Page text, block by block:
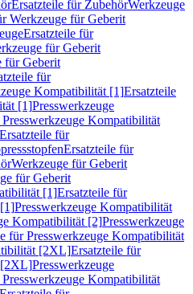
Ersatzteile für ZubehörWerkzeuge
Werkzeuge für Geberit
Ersatzteile für
für Geberit
für Geberit
für
Kompatibilität [1]Ersatzteile
[1]Presswerkzeuge
Kompatibilität
Ersatzteile für
Ersatzteile für
Werkzeuge für Geberit
für Geberit
[1]Ersatzteile für
Presswerkzeuge Kompatibilität
Kompatibilität [2]Presswerkzeuge
für Presswerkzeuge Kompatibilität
[2XL]Ersatzteile für
[2XL]Presswerkzeuge
Kompatibilität